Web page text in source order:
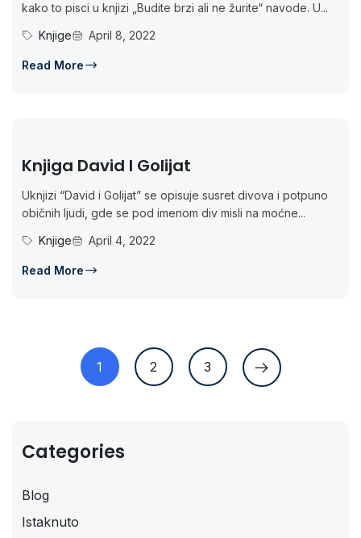
kako to pisci u knjizi „Budite brzi ali ne žurite“ navode. U...
Knjige
April 8, 2022
Read More
Knjiga David I Golijat
Uknjizi “David i Golijat” se opisuje susret divova i potpuno
običnih ljudi, gde se pod imenom div misli na moćne...
Knjige
April 4, 2022
Read More
1 2 3
Categories
Blog
Istaknuto